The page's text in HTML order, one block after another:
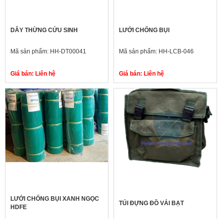
DÂY THỪNG CỨU SINH
Mã sản phẩm: HH-DT00041
Giá bán: Liên hệ
LƯỚI CHỐNG BỤI
Mã sản phẩm: HH-LCB-046
Giá bán: Liên hệ
LƯỚI CHỐNG BỤI XANH NGỌC
HDFE
TÚI ĐỰNG ĐỒ VẢI BẠT